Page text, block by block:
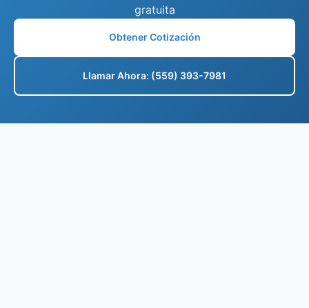
gratuita
Obtener Cotización
Llamar Ahora: (559) 393-7981